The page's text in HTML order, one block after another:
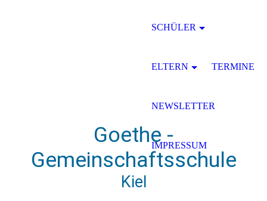
Goethe -
Gemeinschaftsschule
Kiel
SCHÜLER
ELTERN TERMINE
NEWSLETTER
IMPRESSUM